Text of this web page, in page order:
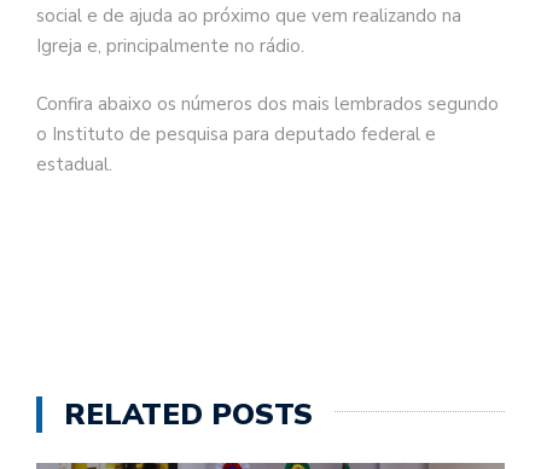
social e de ajuda ao próximo que vem realizando na
Igreja e, principalmente no rádio.
Confira abaixo os números dos mais lembrados segundo
o Instituto de pesquisa para deputado federal e
estadual.
RELATED POSTS